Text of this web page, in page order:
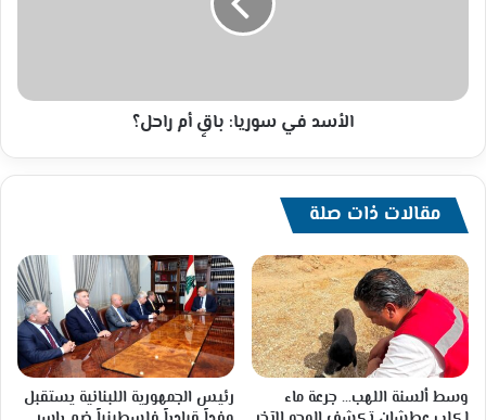
الأسد في سوريا: باقٍ أم راحل؟
مقالات ذات صلة
وسط ألسنة اللهب… جرعة ماء
رئيس الجمهورية اللبنانية يستقبل